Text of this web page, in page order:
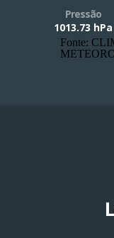
Pressão
1013.73 hPa
Fonte: